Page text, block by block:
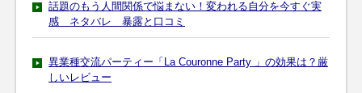
話題のもう人間関係で悩まない！変われる自分を今すぐ実
感 ネタバレ 暴露と口コミ
異業種交流パーティー「La Couronne Party 」の効果は？厳
しいレビュー